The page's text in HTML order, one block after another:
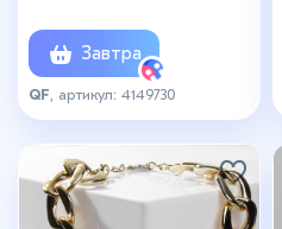
Завтра
QF , артикул: 4149730